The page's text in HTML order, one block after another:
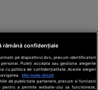
rămână confidențiale
pe dispozitivul dvs., precum identificatorii
Puteți accepta sau gestiona alegerile
cu politica de confidențialitate. Aceste alegeri
Mai multe detalii
de publicitate partenere, precum si furnizorii
a permite website-ului sa functioneze,